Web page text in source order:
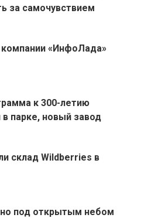
за самочувствием
компании «ИнфоЛада»
к 300-летию
в парке, новый завод
склад Wildberries в
под открытым небом